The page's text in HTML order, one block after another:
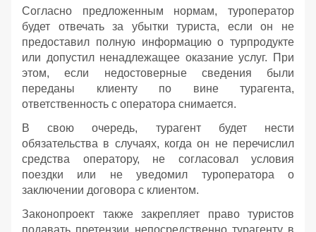
Согласно предложенным нормам, туроператор
будет отвечать за убытки туриста, если он не
предоставил полную информацию о турпродукте
или допустил ненадлежащее оказание услуг. При
этом, если недостоверные сведения были
переданы клиенту по вине турагента,
ответственность с оператора снимается.
В свою очередь, турагент будет нести
обязательства в случаях, когда он не перечислил
средства оператору, не согласовал условия
поездки или не уведомил туроператора о
заключении договора с клиентом.
Законопроект также закрепляет право туристов